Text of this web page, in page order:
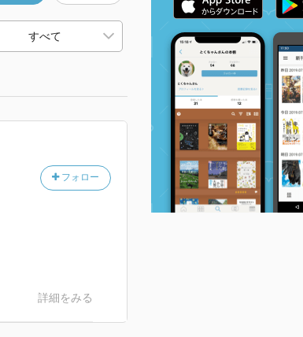
フォロー
詳細をみる